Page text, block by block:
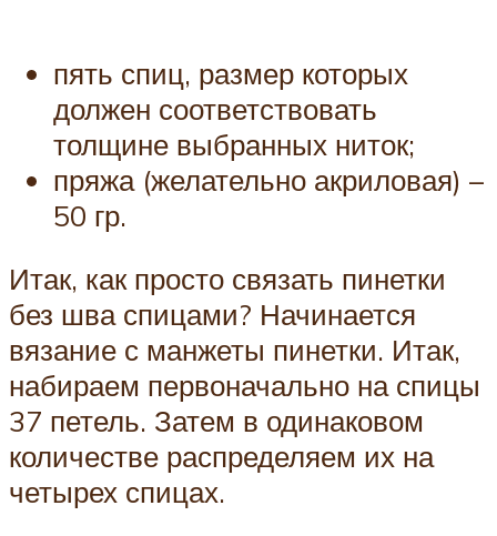
пять спиц, размер которых
должен соответствовать
толщине выбранных ниток;
пряжа (желательно акриловая) –
50 гр.
Итак, как просто связать пинетки
без шва спицами? Начинается
вязание с манжеты пинетки. Итак,
набираем первоначально на спицы
37 петель. Затем в одинаковом
количестве распределяем их на
четырех спицах.